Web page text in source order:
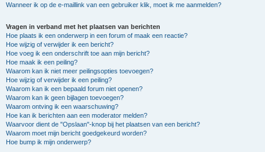
Wanneer ik op de e-maillink van een gebruiker klik, moet ik me aanmelden?
Vragen in verband met het plaatsen van berichten
Hoe plaats ik een onderwerp in een forum of maak een reactie?
Hoe wijzig of verwijder ik een bericht?
Hoe voeg ik een onderschrift toe aan mijn bericht?
Hoe maak ik een peiling?
Waarom kan ik niet meer peilingsopties toevoegen?
Hoe wijzig of verwijder ik een peiling?
Waarom kan ik een bepaald forum niet openen?
Waarom kan ik geen bijlagen toevoegen?
Waarom ontving ik een waarschuwing?
Hoe kan ik berichten aan een moderator melden?
Waarvoor dient de "Opslaan"-knop bij het plaatsen van een bericht?
Waarom moet mijn bericht goedgekeurd worden?
Hoe bump ik mijn onderwerp?